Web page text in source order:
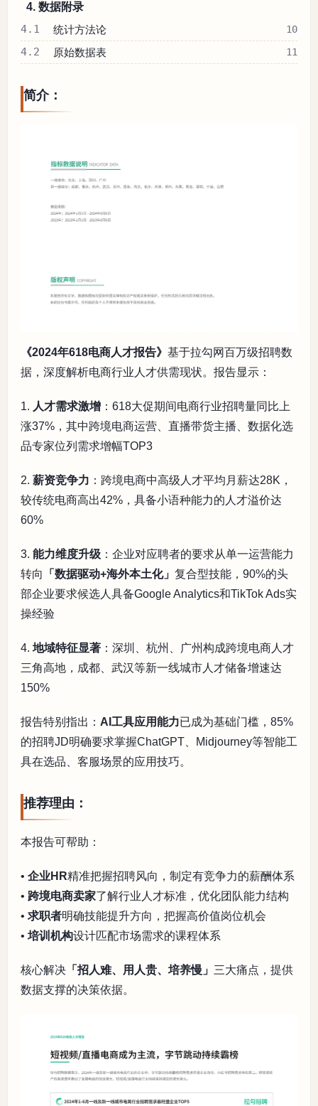
4. 数据附录
4.1 统计方法论 10
4.2 原始数据表 11
简介：
《2024年618电商人才报告》 基于拉勾网百万级招聘数
据，深度解析电商行业人才供需现状。报告显示：
1. 人才需求激增 ：618大促期间电商行业招聘量同比上
涨37%，其中跨境电商运营、直播带货主播、数据化选
品专家位列需求增幅TOP3
2. 薪资竞争力 ：跨境电商中高级人才平均月薪达28K，
较传统电商高出42%，具备小语种能力的人才溢价达
60%
3. 能力维度升级 ：企业对应聘者的要求从单一运营能力
转向
「数据驱动+海外本土化」 复合型技能，90%的头
部企业要求候选人具备Google Analytics和TikTok Ads实
操经验
4. 地域特征显著 ：深圳、杭州、广州构成跨境电商人才
三角高地，成都、武汉等新一线城市人才储备增速达
150%
报告特别指出： AI工具应用能力已成为基础门槛，85%
的招聘JD明确要求掌握ChatGPT、Midjourney等智能工
具在选品、客服场景的应用技巧。
推荐理由：
本报告可帮助：
• 企业HR精准把握招聘风向，制定有竞争力的薪酬体系
• 跨境电商卖家了解行业人才标准，优化团队能力结构
• 求职者明确技能提升方向，把握高价值岗位机会
• 培训机构设计匹配市场需求的课程体系
核心解决 「招人难、用人贵、培养慢」 三大痛点，提供
数据支撑的决策依据。